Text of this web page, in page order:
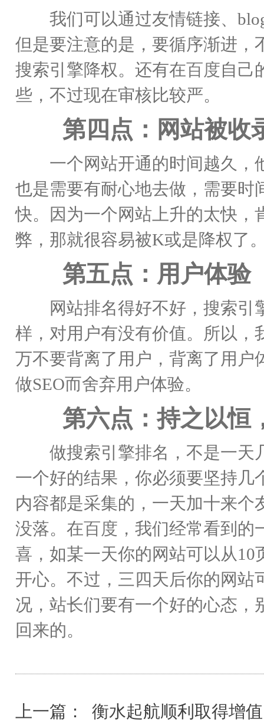
我们可以通过友情链接、
但是要注意的是，要循序渐进，
搜索引擎降权。还有在百度自己
些，不过现在审核比较严。
第四点：网站被收
一个网站开通的时间越久，
也是需要有耐心地去做，需要时
快。因为一个网站上升的太快，
弊，那就很容易被K或是降权了
第五点：用户体验
网站排名得好不好，搜索引
样，对用户有没有价值。所以，
万不要背离了用户，背离了用户
做SEO而舍弃用户体验。
第六点：持之以恒
做搜索引擎排名，不是一天
一个好的结果，你必须要坚持
内容都是采集的，一天加十来
没落。在百度 ，我们经常看到
喜，如某一天你的网站可以从10
开心。不过，三四天后你的网站
况，站长们要有一个好的心态
回来的。
上一篇：
衡水起航顺利取得增